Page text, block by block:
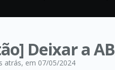
Deixar a
atrás, em 07/05/2024